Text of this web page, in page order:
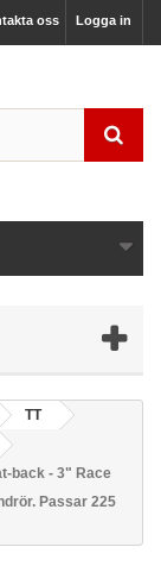
Logga in
oss
TT
back - 3" Race
Passar 225